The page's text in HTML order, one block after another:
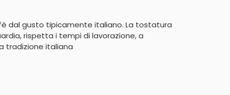
dal gusto tipicamente italiano. La tostatura
rispetta i tempi di lavorazione, a
tradizione italiana